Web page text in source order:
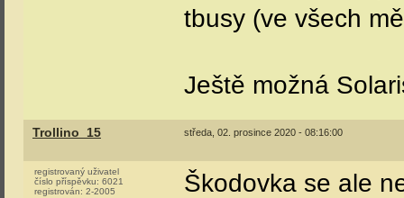
tbusy (ve všech
Ještě možná
Trollino_15 středa, 02. prosince 2020 - 08:16:00
registrovaný uživatel
číslo příspěvku: 6021
registrován: 2-2005 Škodovka se ale